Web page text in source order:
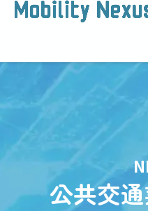
公共交